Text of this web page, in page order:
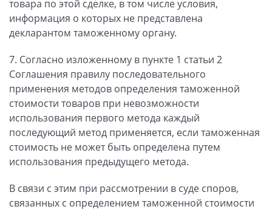
товара по этой сделке, в том числе условия,
информация о которых не представлена
декларантом таможенному органу.
7. Согласно изложенному в пункте 1 статьи 2
Соглашения правилу последовательного
применения методов определения таможенной
стоимости товаров при невозможности
использования первого метода каждый
последующий метод применяется, если таможенная
стоимость не может быть определена путем
использования предыдущего метода.
В связи с этим при рассмотрении в суде споров,
связанных с определением таможенной стоимости